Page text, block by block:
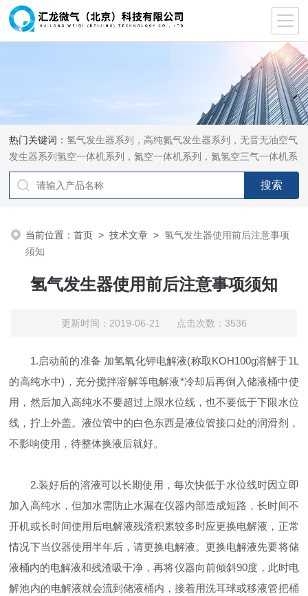
热门关键词：氢气发生器系列，高纯氮气发生器系列，无音无油空气
发生器系列氢空一体机系列，氮空一体机系列，氮氢空三气一体机系
列，气体净化器系列，代理日本DKK-TOA水质分析，水质检测仪
器，代理南韩SitekPH/离子计，DO计，电导计，多功能计，PH/DO/
当前位置：首页 >技术文章 >氢气发生器使用前后注意事项
须知
氢气发生器使用前后注意事项须知
更新时间：2019-06-21 点击次数：3536
1.启动前的准备 加氢氧化钾电解液(称取KOH100g溶解于1L
的高纯水中)，充分搅拌溶解等电解液*冷却后再倒入储液桶中使
用，然后加入高纯水不要超过上限水位线，也不要低于下限水位
线，拧上外盖。液位管中的白色东西是液位管接口处的润滑剂，
不影响使用，待整体换液后就好。
2.装好后的溶液可以长期使用，每次快低于水位线时因立即
加入高纯水，但加水需防止水漏在仪器内部造成短路，长时间不
开机或长时间使用后电解液残渣积累较多时应更换电解液，正常
情况下当仪器使用半年后，请更换电解液。更换电解液先要将储
液桶内的电解液和残渣吸干净，再将仪器向前倾斜90度，此时电
解池内的电解液就会流到储液桶内，接着用洗耳球或移液管把桶